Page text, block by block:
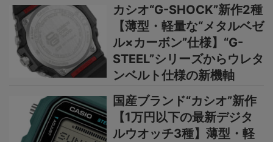
カシオ“G-SHOCK”新作2種
【薄型・軽量な“メタルベゼ
ル×カーボン”仕様】“G-
STEEL”シリーズからウレタ
ンベルト仕様の新機軸
国産ブランド“カシオ”新作
【1万円以下の最新デジタ
ルウオッチ3種】薄型・軽